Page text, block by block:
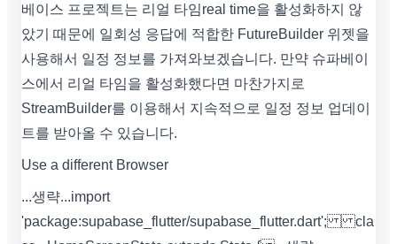
베이스 프로젝트는 리얼 타임real time을 활성화하지 않
았기 때문에 일회성 응답에 적합한 FutureBuilder 위젯을
사용해서 일정 정보를 가져와보겠습니다. 만약 슈파베이
스에서 리얼 타임을 활성화했다면 마찬가지로
StreamBuilder를 이용해서 지속적으로 일정 정보 업데이
트를 받아올 수 있습니다.
Use a different Browser
...생략... import
'package:supabase_flutter/supabase_flutter.dart'; cla